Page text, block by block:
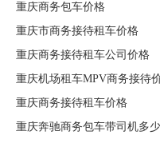
重庆商务包车价格
重庆市商务接待租车价格
重庆商务接待租车公司价格
重庆机场租车MPV商务接待
重庆商务接待租车价格
重庆奔驰商务包车带司机多